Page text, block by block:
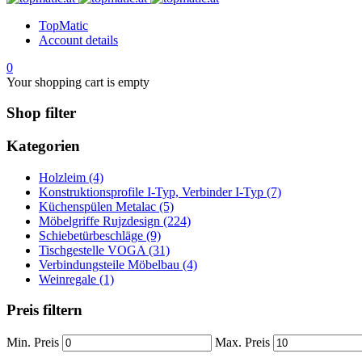
TopMatic
Account details
0
Your shopping cart is empty
Shop filter
Kategorien
Holzleim (4)
Konstruktionsprofile I-Typ, Verbinder I-Typ (7)
Küchenspülen Metalac (5)
Möbelgriffe Rujzdesign (224)
Schiebetürbeschläge (9)
Tischgestelle VOGA (31)
Verbindungsteile Möbelbau (4)
Weinregale (1)
Preis filtern
Min. Preis Max. Preis